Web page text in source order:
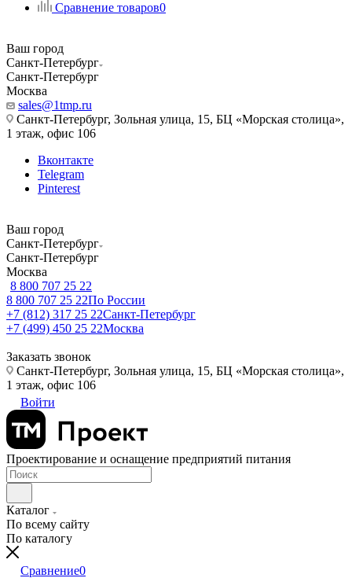
Сравнение товаров0
Ваш город
Санкт-Петербург
Санкт-Петербург
Москва
sales@1tmp.ru
Санкт-Петербург, Зольная улица, 15, БЦ «Морская столица»,
1 этаж, офис 106
Вконтакте
Telegram
Pinterest
Ваш город
Санкт-Петербург
Санкт-Петербург
Москва
8 800 707 25 22
8 800 707 25 22По России
+7 (812) 317 25 22Санкт-Петербург
+7 (499) 450 25 22Москва
Заказать звонок
Санкт-Петербург, Зольная улица, 15, БЦ «Морская столица»,
1 этаж, офис 106
Войти
Проектирование и оснащение предприятий питания
Каталог
По всему сайту
По каталогу
Сравнение0